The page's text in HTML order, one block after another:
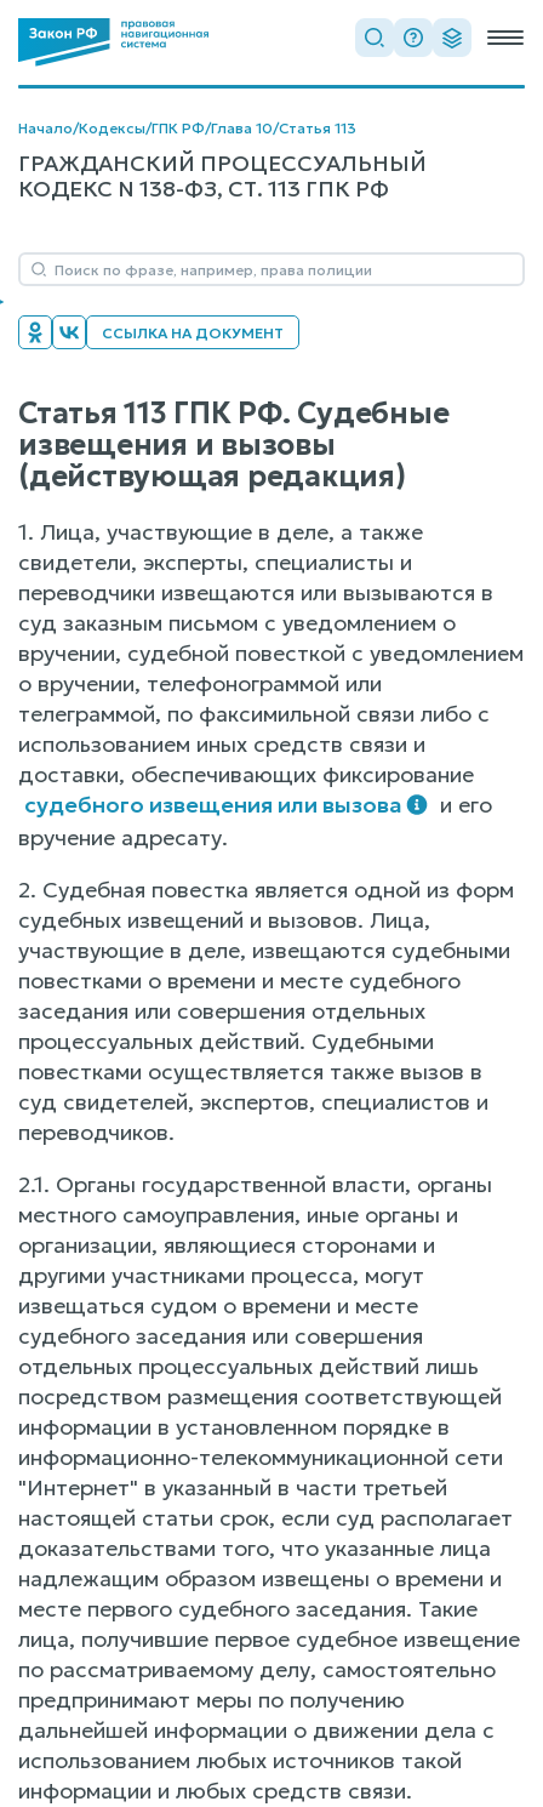
Начало/Кодексы/ГПК РФ/Глава 10/Статья 113
ГРАЖДАНСКИЙ ПРОЦЕССУАЛЬНЫЙ
КОДЕКС N 138-ФЗ, СТ. 113 ГПК РФ
ССЫЛКА НА ДОКУМЕНТ
Статья 113 ГПК РФ. Судебные
извещения и вызовы
(действующая редакция)
1. Лица, участвующие в деле, а также
свидетели, эксперты, специалисты и
переводчики извещаются или вызываются в
суд заказным письмом с уведомлением о
вручении, судебной повесткой с уведомлением
о вручении, телефонограммой или
телеграммой, по факсимильной связи либо с
использованием иных средств связи и
доставки, обеспечивающих фиксирование
судебного извещения или вызова
и его
вручение адресату.
2. Судебная повестка является одной из форм
судебных извещений и вызовов. Лица,
участвующие в деле, извещаются судебными
повестками о времени и месте судебного
заседания или совершения отдельных
процессуальных действий. Судебными
повестками осуществляется также вызов в
суд свидетелей, экспертов, специалистов и
переводчиков.
2.1. Органы государственной власти, органы
местного самоуправления, иные органы и
организации, являющиеся сторонами и
другими участниками процесса, могут
извещаться судом о времени и месте
судебного заседания или совершения
отдельных процессуальных действий лишь
посредством размещения соответствующей
информации в установленном порядке в
информационно-телекоммуникационной сети
"Интернет" в указанный в части третьей
настоящей статьи срок, если суд располагает
доказательствами того, что указанные лица
надлежащим образом извещены о времени и
месте первого судебного заседания. Такие
лица, получившие первое судебное извещение
по рассматриваемому делу, самостоятельно
предпринимают меры по получению
дальнейшей информации о движении дела с
использованием любых источников такой
информации и любых средств связи.